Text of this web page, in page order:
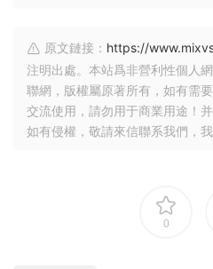
原文鏈接： https://
注明出處。本站爲非營利性個人
聯網，版權屬原著所有，如有需
交流使用，請勿用于商業用途！
如有侵權，敬請來信聯系我們，我
0